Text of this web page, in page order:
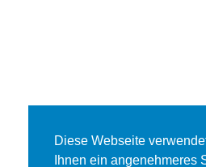
Diese Webseite
Ihnen ein angenehmeres